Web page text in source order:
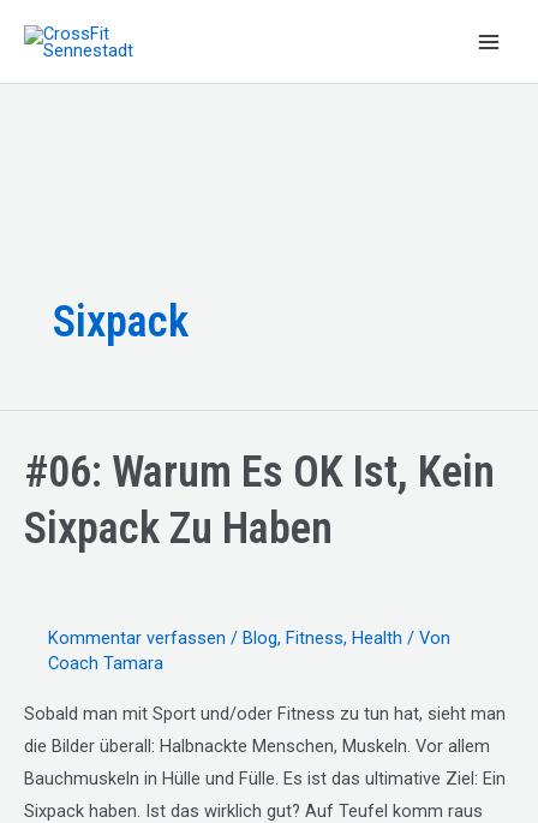
Inhalt
springen
Sixpack
#06: Warum Es OK Ist, Kein
Sixpack Zu Haben
Kommentar verfassen / Blog, Fitness, Health / Von
Coach Tamara
Sobald man mit Sport und/oder Fitness zu tun hat, sieht man
die Bilder überall: Halbnackte Menschen, Muskeln. Vor allem
Bauchmuskeln in Hülle und Fülle. Es ist das ultimative Ziel: Ein
Sixpack haben. Ist das wirklich gut? Auf Teufel komm raus